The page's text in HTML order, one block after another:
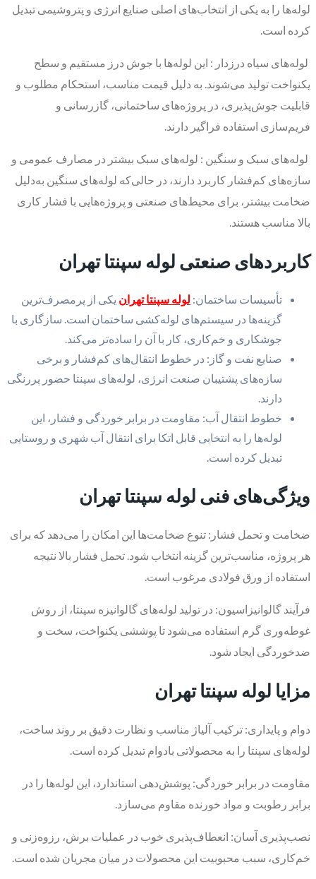
لوله‌ها را به یکی از انتخاب‌های اصلی صنایع انرژی و پتروشیمی تبدیل
کرده است.
لوله‌های سیاه درزدار : این لوله‌ها با جوش درز مستقیم و سطح
یکنواخت تولید می‌شوند. به دلیل قیمت مناسب، استحکام مطلوب و
قابلیت جوش‌پذیری، در پروژه‌های ساختمانی، گازرسانی و
فریم‌سازی استفاده فراگیر دارند.
لوله‌های سبک و سنگین : لوله‌های سبک بیشتر در مصارف عمومی و
سازه‌های کم‌فشار کاربرد دارند، در حالی‌که لوله‌های سنگین به‌دلیل
ضخامت بیشتر، برای محیط‌های صنعتی و پروژه‌هایی با فشار کاری
بالا مناسب هستند.
کاربردهای صنعتی لوله سپنتا تهران
تأسیسات ساختمان: لوله سپنتا تهران یکی از پرمصرف‌ترین
گزینه‌ها در سیستم‌های لوله‌کشی ساختمان است. سازگاری با
جوشکاری و خم‌کاری، کار با آن را ساده‌تر می‌کند.
صنایع نفت و گاز: در خطوط انتقال‌های کم‌فشار و برخی
سازه‌های پشتیبان صنعت انرژی، لوله‌های سپنتا حضور پررنگی
دارند.
خطوط انتقال آب: مقاومت در برابر خوردگی و فشار، این
لوله‌ها را به انتخابی قابل اتکا برای انتقال آب شهری و روستایی
تبدیل کرده است.
ویژگی‌های فنی لوله سپنتا تهران
ضخامت و تحمل فشار: تنوع ضخامت‌ها این امکان را می‌دهد که برای
هر پروژه، مناسب‌ترین گزینه انتخاب شود. تحمل فشار بالا نتیجه
استفاده از ورق فولادی مرغوب است.
فرآیند گالوانیزاسیون: در تولید لوله‌های گالوانیزه سپنتا، از روش
غوطه‌وری گرم استفاده می‌شود تا پوششی یکنواخت، سخت و
ضدخوردگی ایجاد شود.
مزایا لوله سپنتا تهران
دوام و پایداری: ترکیب آلیاژ مناسب و نظارت دقیق بر روند ساخت،
لوله‌های سپنتا را به محصولاتی بادوام تبدیل کرده است.
مقاومت در برابر خوردگی: پوشش‌دهی استاندارد، این لوله‌ها را در
برابر رطوبت و مواد خورنده مقاوم می‌سازد.
نصب‌پذیری آسان: انعطاف‌پذیری خوب در عملیات برش، رزوه‌زنی و
خم‌کاری، سبب محبوبیت این محصولات در میان مجریان شده است.